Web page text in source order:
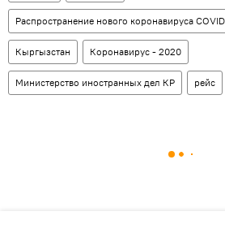
Распространение нового коронавируса
Кыргызстан Коронавирус - 2020
Министерство иностранных дел КР рейс